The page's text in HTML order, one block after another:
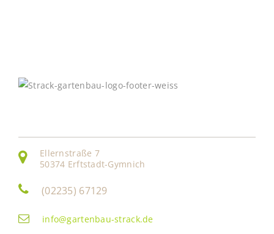
Ellernstraße 7
50374 Erftstadt-Gymnich
(02235) 67129
info@gartenbau-strack.de